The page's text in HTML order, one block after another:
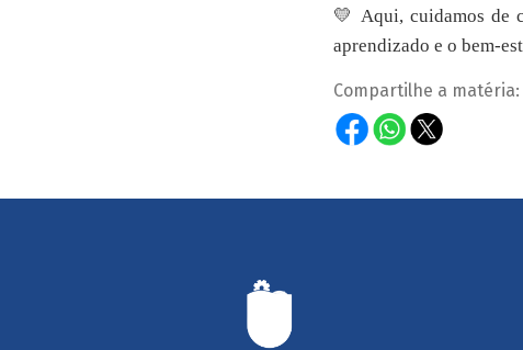
💛 Aqui, cuidamos de
aprendizado e o bem-
Compartilhe a matéria: